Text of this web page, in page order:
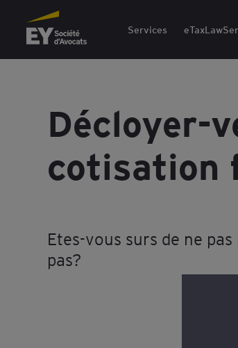
EY Société d'Avocats
Services
Décloyer-
cotisation
Etes-vous surs de ne
pas?